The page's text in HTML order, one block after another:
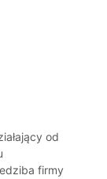
od
firmy